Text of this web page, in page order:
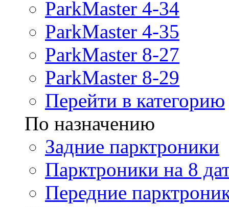
ParkMaster 4-34
ParkMaster 4-35
ParkMaster 8-27
ParkMaster 8-29
Перейти в категорию
По назначению
Задние парктроники
Парктроники на 8
Передние